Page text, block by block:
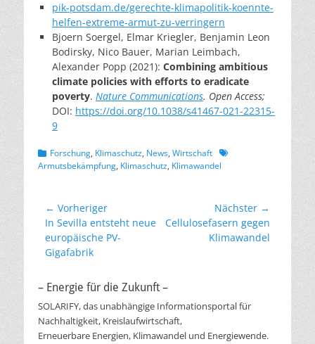
pik-potsdam.de/gerechte-klimapolitik-koennte-
helfen-extreme-armut-zu-verringern
Bjoern Soergel, Elmar Kriegler, Benjamin Leon
Bodirsky, Nico Bauer, Marian Leimbach,
Alexander Popp (2021): Combining ambitious
climate policies with efforts to eradicate
poverty. Nature Communications. Open Access;
DOI: https://doi.org/10.1038/s41467-021-22315-
9
Kategorien
Forschung, Klimaschutz, News, Wirtschaft Schlagworte
Armutsbekämpfung, Klimaschutz, Klimawandel
Beitragsnavigation
← Vorheriger
Vorheriger
Beitrag:
In Sevilla entsteht neue
europäische PV-
Gigafabrik
Nächster →
Nächster
Cellulosefasern gegen
Klimawandel
– Energie für die Zukunft –
SOLARIFY, das unabhängige Informationsportal für
Nachhaltigkeit, Kreislaufwirtschaft,
Erneuerbare Energien, Klimawandel und Energiewende.